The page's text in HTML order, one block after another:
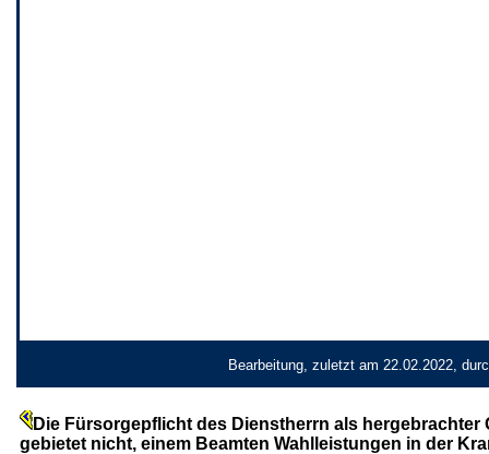
Bearbeitung, zuletzt am 22.02.2022,
Die Fürsorgepflicht des Dienstherrn als
gebietet nicht, einem Beamten Wahlleistungen in der